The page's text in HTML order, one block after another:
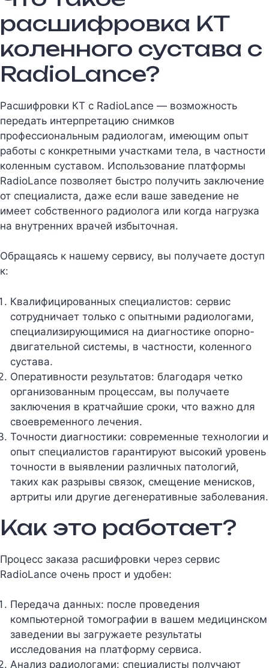
расшифровка КТ
коленного сустава c
RadioLance?
Расшифровки КТ с RadioLance — возможность
передать интерпретацию снимков
профессиональным радиологам, имеющим опыт
работы с конкретными участками тела, в частности
коленным суставом. Использование платформы
RadioLance позволяет быстро получить заключение
от специалиста, даже если ваше заведение не
имеет собственного радиолога или когда нагрузка
на внутренних врачей избыточная.
Обращаясь к нашему сервису, вы получаете доступ
к:
Квалифицированных специалистов: сервис
сотрудничает только с опытными радиологами,
специализирующимися на диагностике опорно-
двигательной системы, в частности, коленного
сустава.
Оперативности результатов: благодаря четко
организованным процессам, вы получаете
заключения в кратчайшие сроки, что важно для
своевременного лечения.
Точности диагностики: современные технологии и
опыт специалистов гарантируют высокий уровень
точности в выявлении различных патологий,
таких как разрывы связок, смещение менисков,
артриты или другие дегенеративные заболевания.
Как это работает?
Процесс заказа расшифровки через сервис
RadioLance очень прост и удобен:
Передача данных: после проведения
компьютерной томографии в вашем медицинском
заведении вы загружаете результаты
исследования на платформу сервиса.
Анализ радиологами: специалисты получают